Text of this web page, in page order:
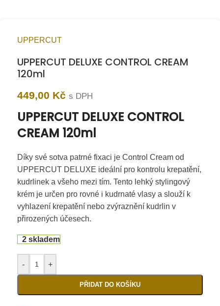
UPPERCUT
UPPERCUT DELUXE CONTROL CREAM
120ml
449,00 Kč s DPH
UPPERCUT DELUXE CONTROL
CREAM 120ml
Díky své sotva patrné fixaci je Control Cream od
UPPERCUT DELUXE ideální pro kontrolu krepatění,
kudrlinek a všeho mezi tím. Tento lehký stylingový
krém je určen pro rovné i kudrnaté vlasy a slouží k
vyhlazení krepatění nebo zvýraznění kudrlin v
přirozených účesech.
2 skladem
- +
PŘIDAT DO KOŠÍKU